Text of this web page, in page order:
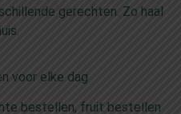
gerechten. Zo haal
voor elke dag
bestellen, fruit bestellen